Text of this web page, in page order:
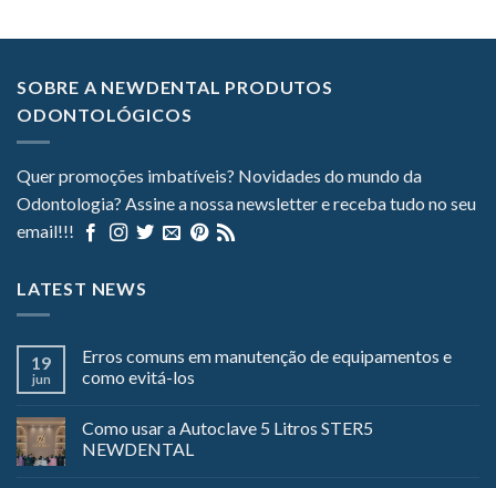
SOBRE A NEWDENTAL PRODUTOS
ODONTOLÓGICOS
Quer promoções imbatíveis? Novidades do mundo da
Odontologia? Assine a nossa newsletter e receba tudo no seu
email!!!
LATEST NEWS
19
jun
Erros comuns em manutenção de equipamentos e
como evitá-los
Como usar a Autoclave 5 Litros STER5
NEWDENTAL